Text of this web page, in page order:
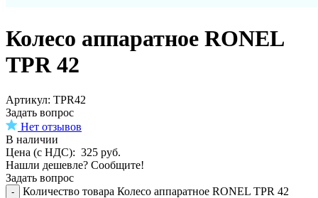
Колесо аппаратное RONEL
TPR 42
Aртикул: TPR42
Задать вопрос
Нет отзывов
В наличии
Цена (с НДС): 325 руб.
Нашли дешевле? Сообщите!
Задать вопрос
- Количество товара Колесо аппаратное RONEL TPR 42